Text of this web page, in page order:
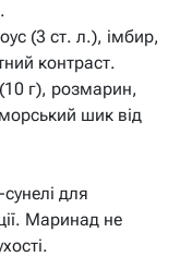
(3 ст. л.), імбир,
контраст.
г), розмарин,
шик від
для
Маринад не